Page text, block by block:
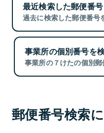
最近検索した郵便番号
過去に検索した郵便番号
事業所の個別番号を
事業所の７けたの個別郵
郵便番号検索